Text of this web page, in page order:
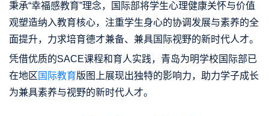
秉承“幸福感教育”理念，国际部将学生心理健康关怀与价值
观塑造纳入教育核心，注重学生身心的协调发展与素养的全
面提升，力求培育德才兼备、兼具国际视野的新时代人才。
凭借优质的SACE课程和育人实践，青岛为明学校国际部已
在地区 国际教育版图上展现出独特的影响力，助力学子成长
为兼具素养与视野的新时代人才。